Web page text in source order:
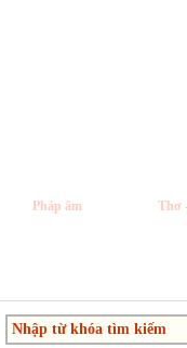
Pháp âm Thơ